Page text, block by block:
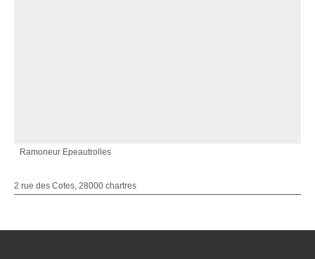
Ramoneur Epeautrolles
2 rue des Cotes, 28000 chartres